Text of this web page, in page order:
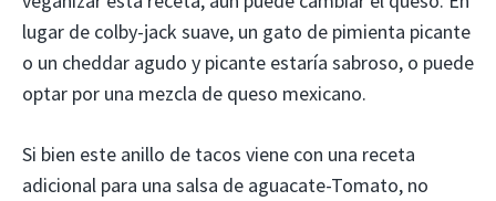
lugar de colby-jack suave, un gato de pimienta picante
o un cheddar agudo y picante estaría sabroso, o puede
optar por una mezcla de queso mexicano.
Si bien este anillo de tacos viene con una receta
adicional para una salsa de aguacate-Tomato, no